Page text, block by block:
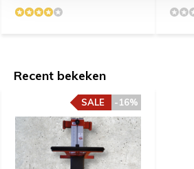
Recent bekeken
-16%
SALE